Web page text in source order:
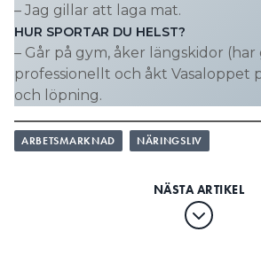
– Jag gillar att laga mat.
HUR SPORTAR DU HELST?
– Går på gym, åker längskidor
professionellt och åkt Vasaloppet
och löpning.
ARBETSMARKNAD NÄRINGSLIV